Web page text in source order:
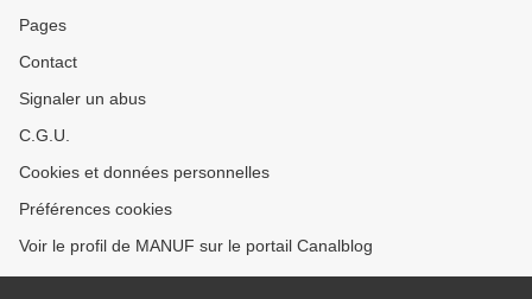
Pages
Contact
Signaler un abus
C.G.U.
Cookies et données personnelles
Préférences cookies
Voir le profil de MANUF sur le portail Canalblog